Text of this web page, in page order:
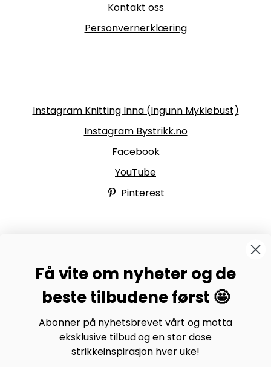
Kontakt oss
Personvernerklæring
Instagram Knitting Inna (Ingunn Myklebust)
Instagram Bystrikk.no
Facebook
YouTube
Pinterest
Bli medlem av Bystrikk-forumet vårt på Facebook og
møt både designere og teststrikkere, samt 31.000
andre Bystrikkere som deler erfaringer, bilder og
inspirasjon.
Bli medlem her.
Få vite om nyheter og de
beste tilbudene først 🤩
Abonner på nyhetsbrevet vårt og motta
eksklusive tilbud og en stor dose
strikkeinspirasjon hver uke!